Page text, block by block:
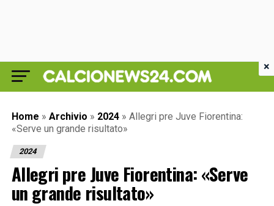
Home » Archivio » 2024 » Allegri pre Juve Fiorentina:
«Serve un grande risultato»
2024
Allegri pre Juve Fiorentina: «Serve
un grande risultato»
×